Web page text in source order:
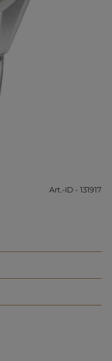
Art.-ID - 131917